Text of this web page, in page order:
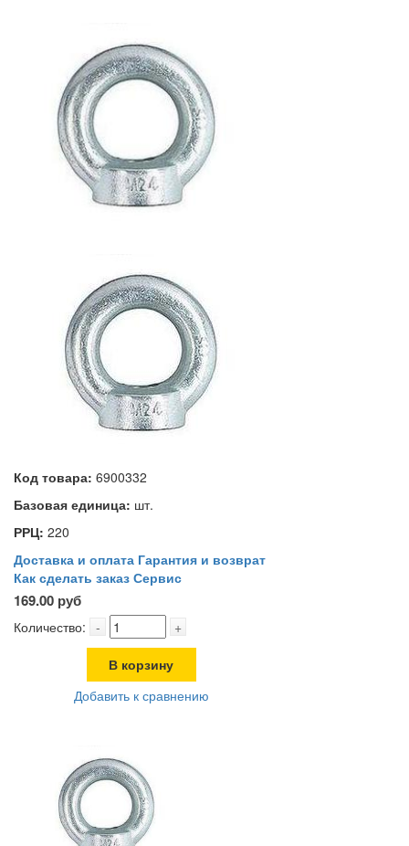
Код товара: 6900332
Базовая единица: шт.
РРЦ: 220
Доставка и оплата Гарантия и возврат
Как сделать заказ Сервис
169.00 руб
Количество: - +
В корзину
Добавить к сравнению